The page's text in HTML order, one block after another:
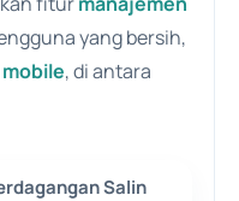
yang bersih,
, di antara
Salin